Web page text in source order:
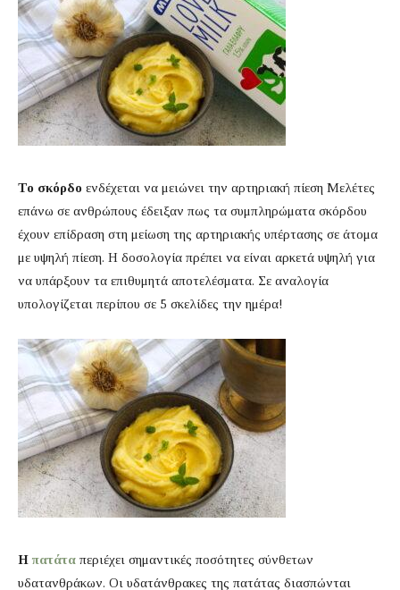
Το σκόρδο ενδέχεται να μειώνει την αρτηριακή πίεση Μελέτες
επάνω σε ανθρώπους έδειξαν πως τα συμπληρώματα σκόρδου
έχουν επίδραση στη μείωση της αρτηριακής υπέρτασης σε άτομα
με υψηλή πίεση. Η δοσολογία πρέπει να είναι αρκετά υψηλή για
να υπάρξουν τα επιθυμητά αποτελέσματα. Σε αναλογία
υπολογίζεται περίπου σε 5 σκελίδες την ημέρα!
Η πατάτα περιέχει σημαντικές ποσότητες σύνθετων
υδατανθράκων. Οι υδατάνθρακες της πατάτας διασπώνται